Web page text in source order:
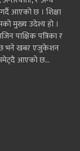
आएको छ । शिक्षा
मुख्य उदेश्य हो ।
पाक्षिक पत्रिका र
छ भने खबर एजुकेशन
समेट्दै आएको छ...